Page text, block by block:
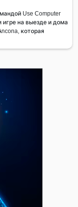
Use Computer
игре на выезде и дома
которая